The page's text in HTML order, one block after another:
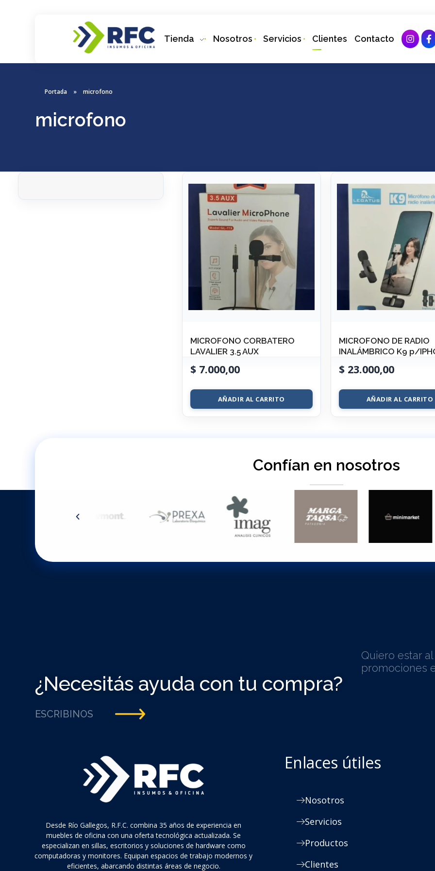
Tienda Nosotros Servicios Clientes Contacto
Portada » microfono
microfono
MICROFONO CORBATERO
LAVALIER 3.5 AUX
$ 7.000,00
AÑADIR AL CARRITO
MICROFONO DE RADIO
INALÁMBRICO K9 p/
$23.000,00
AÑADIR AL CARRITO
Confían en nosotros
¿Necesitás ayuda con tu compra?
ESCRIBINOS
Quiero estar
promociones
Desde Río Gallegos, R.F.C. combina 35 años de experiencia en
muebles de oficina con una oferta tecnológica actualizada. Se
especializan en sillas, escritorios y soluciones de hardware como
computadoras y monitores. Equipan espacios de trabajo modernos y
eficientes, abarcando distintas áreas de negocio.
Enlaces útiles
Nosotros
Servicios
Productos
Clientes